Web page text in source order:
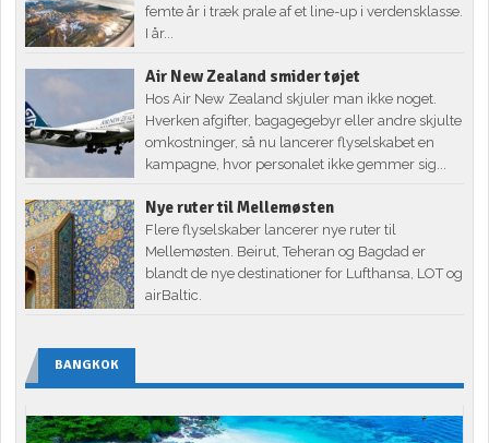
femte år i træk prale af et line-up i verdensklasse.
I år...
Air New Zealand smider tøjet
Hos Air New Zealand skjuler man ikke noget.
Hverken afgifter, bagagegebyr eller andre skjulte
omkostninger, så nu lancerer flyselskabet en
kampagne, hvor personalet ikke gemmer sig...
Nye ruter til Mellemøsten
Flere flyselskaber lancerer nye ruter til
Mellemøsten. Beirut, Teheran og Bagdad er
blandt de nye destinationer for Lufthansa, LOT og
airBaltic.
BANGKOK